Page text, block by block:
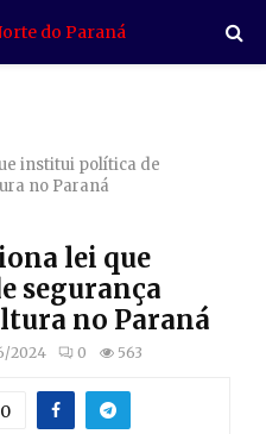
institui política de
no Paraná
lei que
segurança
no Paraná
2024 0 563
0